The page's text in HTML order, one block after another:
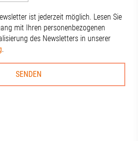
ist jederzeit möglich. Lesen Sie
mit Ihren personenbezogenen
des Newsletters in unserer
.